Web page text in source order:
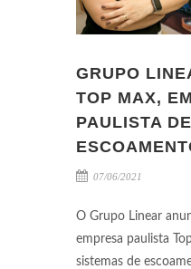
GRUPO
TOP MAX,
PAULISTA
07/06/2021
O Grupo Linear
empresa paulista
sistemas de